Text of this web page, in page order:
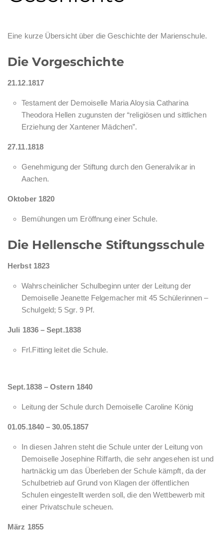
Eine kurze Übersicht über die Geschichte der Marienschule.
Die Vorgeschichte
21.12.1817
Testament der Demoiselle Maria Aloysia Catharina
Theodora Hellen zugunsten der “religiösen und sittlichen
Erziehung der Xantener Mädchen”.
27.11.1818
Genehmigung der Stiftung durch den Generalvikar in
Aachen.
Oktober 1820
Bemühungen um Eröffnung einer Schule.
Die Hellensche Stiftungsschule
Herbst 1823
Wahrscheinlicher Schulbeginn unter der Leitung der
Demoiselle Jeanette Felgemacher mit 45 Schülerinnen –
Schulgeld; 5 Sgr. 9 Pf.
Juli 1836 – Sept.1838
Frl.Fitting leitet die Schule.
Sept.1838 – Ostern 1840
Leitung der Schule durch Demoiselle Caroline König
01.05.1840 – 30.05.1857
In diesen Jahren steht die Schule unter der Leitung von
Demoiselle Josephine Riffarth, die sehr angesehen ist und
hartnäckig um das Überleben der Schule kämpft, da der
Schulbetrieb auf Grund von Klagen der öffentlichen
Schulen eingestellt werden soll, die den Wettbewerb mit
einer Privatschule scheuen.
März 1855